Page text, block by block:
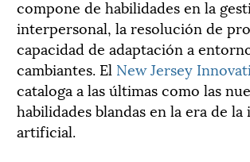
compone de habilidades en la
interpersonal, la resolución de
capacidad de adaptación a
cambiantes. El New Jersey
cataloga a las últimas como las
habilidades blandas en la era de
artificial.